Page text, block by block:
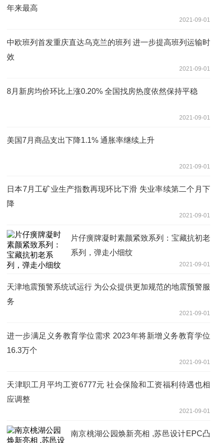
年来最高
2021-09-01
中欧班列首发重庆直达乌克兰的班列 进一步提高班列运输时
效
2021-09-01
8月新房均价环比上涨0.20% 全国找房热度依然保持平稳
2021-09-01
美国7月商品支出下降1.1% 通胀率继续上升
2021-09-01
日本7月工矿业生产指数再现环比下滑 失业率续第二个月下
降
2021-09-01
片仔癀牌凝时素颜紧致系列：宝藏抗初老
系列，弹走小细纹
2021-09-01
天津地震预警系统试运行 为公众提供更加规范的地震预警服
务
2021-09-01
进一步满足义务教育学位需求 2023年将新增义务教育学位
16.3万个
2021-09-01
天津职工月平均工资6777元 社会保险和工资福利待遇也相
应调整
2021-09-01
南京桃湖公园焕新亮相 ,苏邑设计EPC凸